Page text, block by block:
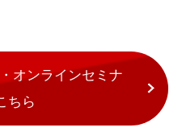
オンラインセミナ
ちら